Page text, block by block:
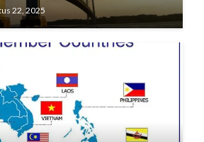
22, 2025